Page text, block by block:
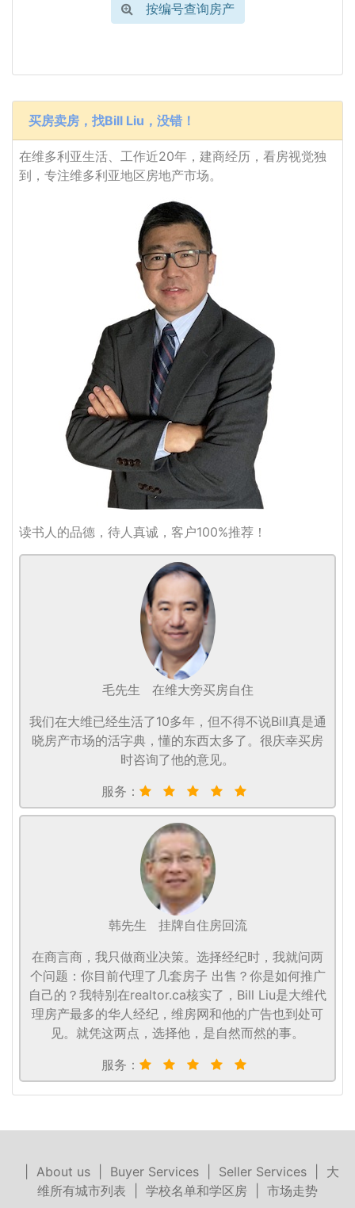
按编号查询房产
买房卖房，找Bill Liu，没错！
在维多利亚生活、工作近20年，建商经历，看房视觉独
到，专注维多利亚地区房地产市场。
读书人的品德，待人真诚，客户100%推荐！
毛先生
在维大旁买房自住
我们在大维已经生活了10多年，但不得不说Bill真是通
晓房产市场的活字典，懂的东西太多了。很庆幸买房
时咨询了他的意见。
服务：
韩先生
挂牌自住房回流
在商言商，我只做商业决策。选择经纪时，我就问两
个问题：你目前代理了几套房子 出售？你是如何推广
自己的？我特别在realtor.ca核实了，Bill Liu是大维代
理房产最多的华人经纪，维房网和他的广告也到处可
见。就凭这两点，选择他，是自然而然的事。
服务：
About us| Buyer Services| Seller Services| 大
维所有城市列表
学校名单和学区房 市场走势